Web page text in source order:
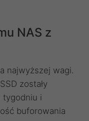
NAS z
najwyższej wagi.
zostały
tygodniu i
buforowania